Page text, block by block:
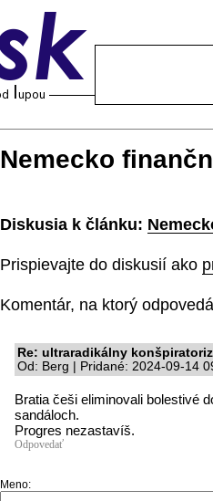
Nemecko
Diskusia k článku:
Prispievajte do diskusií ako
Komentár, na ktorý
Re: ultraradikálny
Od: Berg | Pridané: 2024-09-14
Bratia češi eliminovali bolestivé
sandáloch.
Progres nezastavíš.
Odpovedať
Meno: